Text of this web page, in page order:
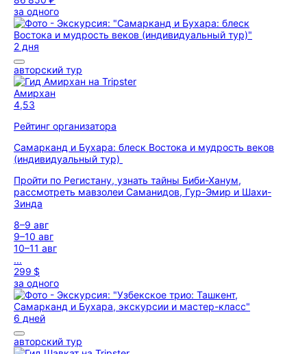
за одного
2 дня
авторский тур
Амирхан
4,53
Рейтинг организатора
Самарканд и Бухара: блеск Востока и мудрость веков
(индивидуальный тур)
Пройти по Регистану, узнать тайны Биби-Ханум,
рассмотреть мавзолеи Саманидов, Гур-Эмир и Шахи-
Зинда
8–9 авг
9–10 авг
10–11 авг
...
299 $
за одного
6 дней
авторский тур